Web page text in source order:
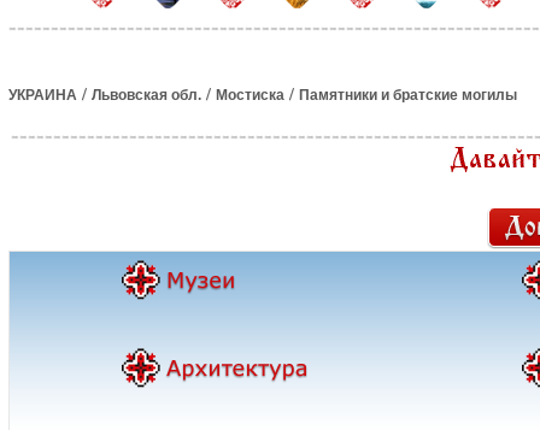
УКРАИНА / Львовская обл. / Мостиска / Памятники и братские могилы